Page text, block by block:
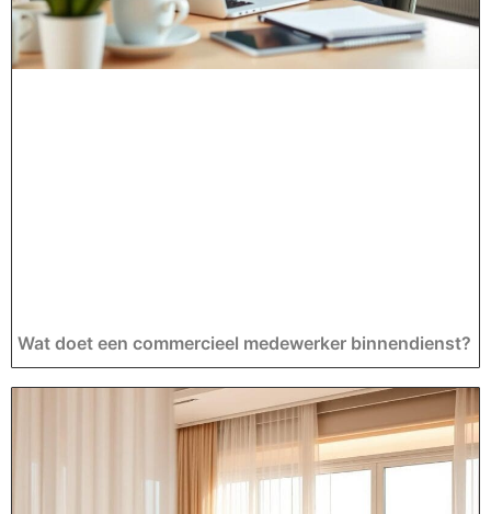
Wat doet een commercieel medewerker binnendienst?